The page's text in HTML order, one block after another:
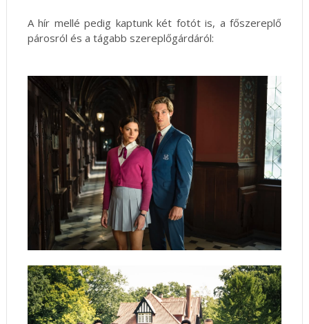
A hír mellé pedig kaptunk két fotót is, a főszereplő
párosról és a tágabb szereplőgárdáról: